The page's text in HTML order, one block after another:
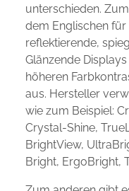
unterschieden.
dem Englischen für
reflektierende,
Glänzende
höheren
aus. Hersteller
wie zum Beispiel:
Crystal-Shine,
BrightView,
Bright, ErgoBright,